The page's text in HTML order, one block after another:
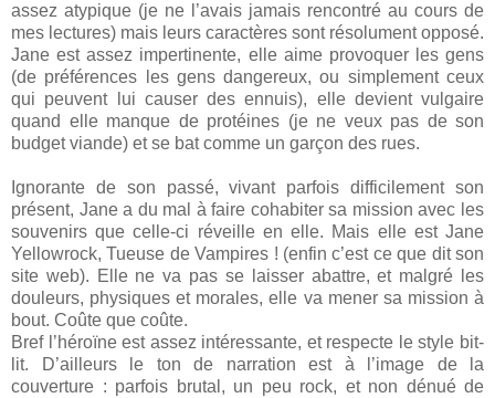
assez atypique (je ne l’avais jamais rencontré au cours de
mes lectures) mais leurs caractères sont résolument opposé.
Jane est assez impertinente, elle aime provoquer les gens
(de préférences les gens dangereux, ou simplement ceux
qui peuvent lui causer des ennuis), elle devient vulgaire
quand elle manque de protéines (je ne veux pas de son
budget viande) et se bat comme un garçon des rues.
Ignorante de son passé, vivant parfois difficilement son
présent, Jane a du mal à faire cohabiter sa mission avec les
souvenirs que celle-ci réveille en elle. Mais elle est Jane
Yellowrock, Tueuse de Vampires ! (enfin c’est ce que dit son
site web). Elle ne va pas se laisser abattre, et malgré les
douleurs, physiques et morales, elle va mener sa mission à
bout. Coûte que coûte.
Bref l’héroïne est assez intéressante, et respecte le style bit-
lit. D’ailleurs le ton de narration est à l’image de la
couverture : parfois brutal, un peu rock, et non dénué de